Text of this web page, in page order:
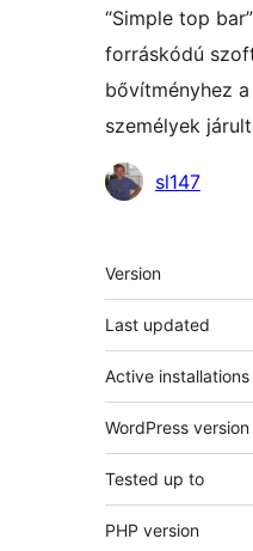
“Simple top
forráskódú
bővítményhez
személyek
Közreműködők
sl147
Meta
Version
Last updated
Active installations
WordPress version
Tested up to
PHP version